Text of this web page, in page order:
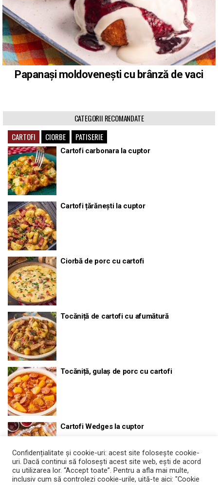
Papanași moldovenești cu brânză de vaci
CATEGORII RECOMANDATE
CARTOFI
CIORBE PATISERIE
Cartofi carbonara la cuptor
Cartofi țărănești la cuptor
Ciorbă de porc cu cartofi
Tocăniță de cartofi cu afumătură
Tocăniță, gulaș de porc cu cartofi
Cartofi Wedges la cuptor
Confidențialitate și cookie-uri: acest site folosește cookie-
uri. Dacă continui să folosești acest site web, ești de acord
cu utilizarea lor. “Accept toate”. Pentru a afla mai multe,
inclusiv cum să controlezi cookie-urile, uită-te aici: "Cookie